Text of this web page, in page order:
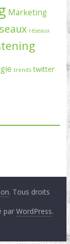
Marketing
réseaux
trends twitter
. Tous droits
parWordPress.